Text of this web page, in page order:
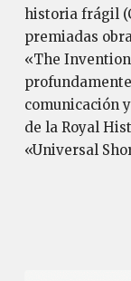
historia frágil
premiadas
«The
comunicación
de la Royal
«Universal